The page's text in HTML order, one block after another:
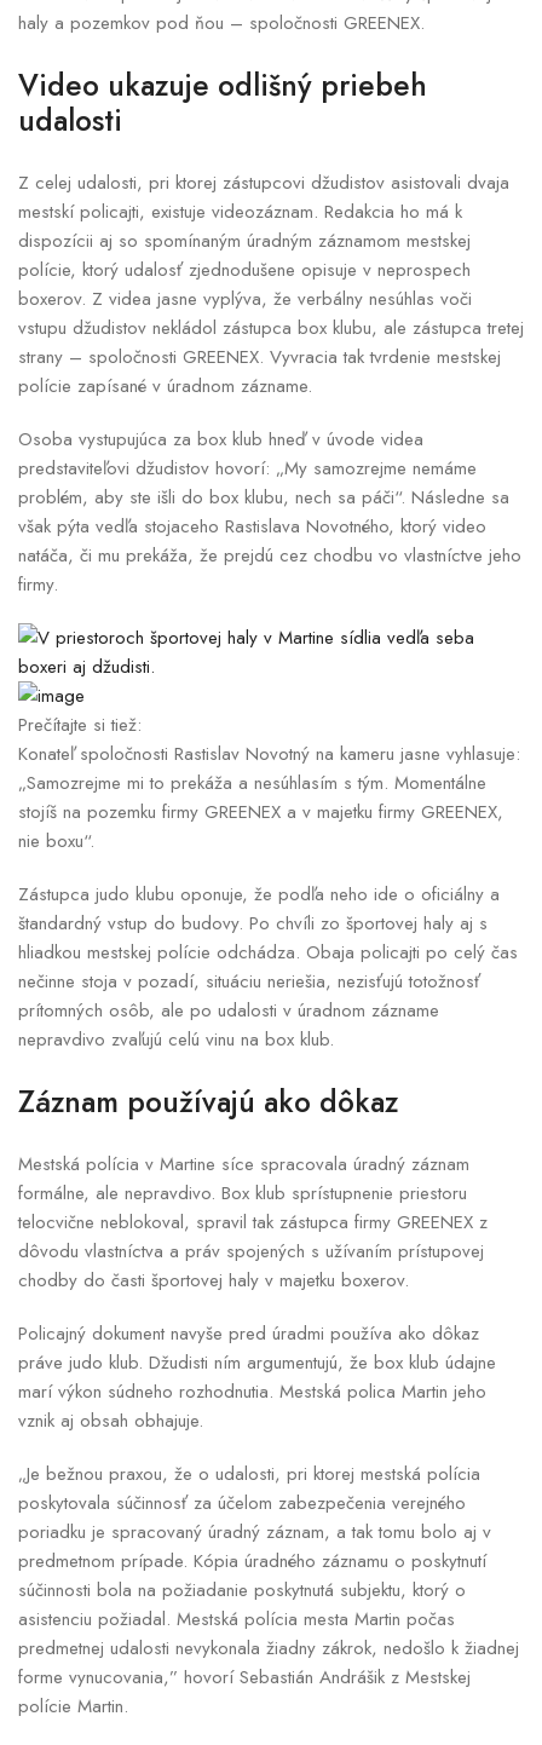
haly a pozemkov pod ňou – spoločnosti GREENEX.
Video ukazuje odlišný priebeh
udalosti
Z celej udalosti, pri ktorej zástupcovi džudistov asistovali dvaja
mestskí policajti, existuje videozáznam. Redakcia ho má k
dispozícii aj so spomínaným úradným záznamom mestskej
polície, ktorý udalosť zjednodušene opisuje v neprospech
boxerov. Z videa jasne vyplýva, že verbálny nesúhlas voči
vstupu džudistov nekládol zástupca box klubu, ale zástupca tretej
strany – spoločnosti GREENEX. Vyvracia tak tvrdenie mestskej
polície zapísané v úradnom zázname.
Osoba vystupujúca za box klub hneď v úvode videa
predstaviteľovi džudistov hovorí: „My samozrejme nemáme
problém, aby ste išli do box klubu, nech sa páči“. Následne sa
však pýta vedľa stojaceho Rastislava Novotného, ktorý video
natáča, či mu prekáža, že prejdú cez chodbu vo vlastníctve jeho
firmy.
Prečítajte si tiež:
Konateľ spoločnosti Rastislav Novotný na kameru jasne vyhlasuje:
„Samozrejme mi to prekáža a nesúhlasím s tým. Momentálne
stojíš na pozemku firmy GREENEX a v majetku firmy GREENEX,
nie boxu“.
Zástupca judo klubu oponuje, že podľa neho ide o oficiálny a
štandardný vstup do budovy. Po chvíli zo športovej haly aj s
hliadkou mestskej polície odchádza. Obaja policajti po celý čas
nečinne stoja v pozadí, situáciu neriešia, nezisťujú totožnosť
prítomných osôb, ale po udalosti v úradnom zázname
nepravdivo zvaľujú celú vinu na box klub.
Záznam používajú ako dôkaz
Mestská polícia v Martine síce spracovala úradný záznam
formálne, ale nepravdivo. Box klub sprístupnenie priestoru
telocvične neblokoval, spravil tak zástupca firmy GREENEX z
dôvodu vlastníctva a práv spojených s užívaním prístupovej
chodby do časti športovej haly v majetku boxerov.
Policajný dokument navyše pred úradmi používa ako dôkaz
práve judo klub. Džudisti ním argumentujú, že box klub údajne
marí výkon súdneho rozhodnutia. Mestská polica Martin jeho
vznik aj obsah obhajuje.
„Je bežnou praxou, že o udalosti, pri ktorej mestská polícia
poskytovala súčinnosť za účelom zabezpečenia verejného
poriadku je spracovaný úradný záznam, a tak tomu bolo aj v
predmetnom prípade. Kópia úradného záznamu o poskytnutí
súčinnosti bola na požiadanie poskytnutá subjektu, ktorý o
asistenciu požiadal. Mestská polícia mesta Martin počas
predmetnej udalosti nevykonala žiadny zákrok, nedošlo k žiadnej
forme vynucovania,” hovorí Sebastián Andrášik z Mestskej
polície Martin.